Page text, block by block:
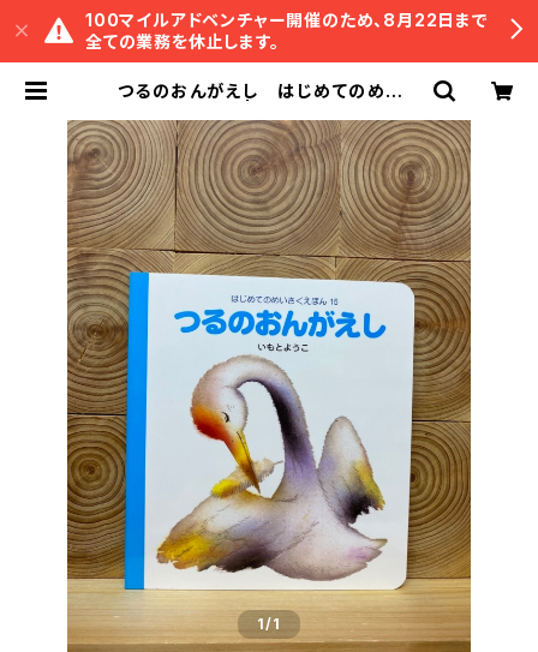
100マイルアドベンチャー開催のため、8月22日まで
全ての業務を休止します。
つるのおんがえし はじめてのめいさ
1/1